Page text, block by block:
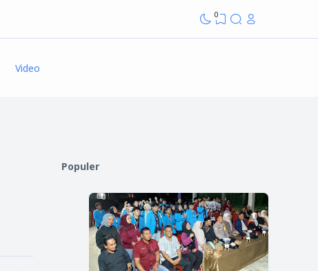
0
Video
Populer